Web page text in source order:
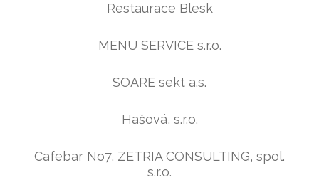
Restaurace Blesk
MENU SERVICE s.r.o.
SOARE sekt a.s.
Hašová, s.r.o.
Cafebar No7, ZETRIA CONSULTING, spol.
s.r.o.